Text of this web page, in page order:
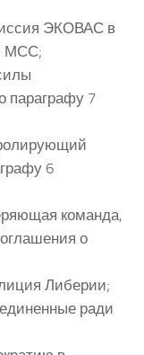
ЭКОВАС в
МСС;
параграфу 7
6
команда,
о
Либерии;
ради